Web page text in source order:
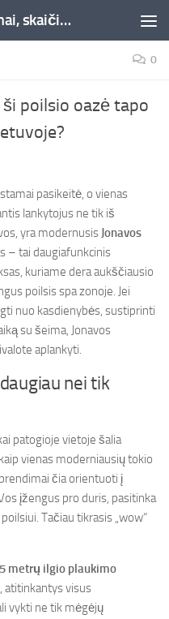
Mokesčiai, mokesčių patarimai, skaičiuoklės, straipsniai -Liepaja.lt
0
poilsio oazė tapo
pasikeitė, o vienas
lankytojus ne tik iš
yra modernusis Jonavos
– tai daugiafunkcinis
kuriame dera aukščiausio
poilsis spa zonoje. Jei
nuo kasdienybės, sustiprinti
su šeima, Jonavos
aplankyti.
nei tik
patogioje vietoje šalia
vienas moderniausių tokio
čia orientuoti į
įžengus pro duris, pasitinka
Tačiau tikrasis „wow“
metrų ilgio plaukimo
atitinkantys visus
vykti ne tik mėgėjų